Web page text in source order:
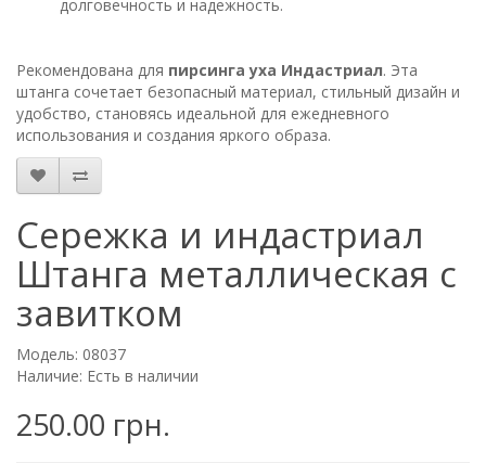
долговечность и надежность.
Рекомендована для пирсинга уха Индастриал. Эта
штанга сочетает безопасный материал, стильный дизайн и
удобство, становясь идеальной для ежедневного
использования и создания яркого образа.
Сережка и индастриал
Штанга металлическая с
завитком
Модель: 08037
Наличие: Есть в наличии
250.00 грн.